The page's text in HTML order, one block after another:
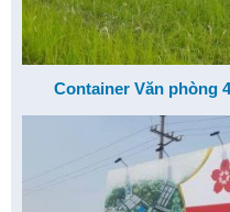
Container Văn phòng